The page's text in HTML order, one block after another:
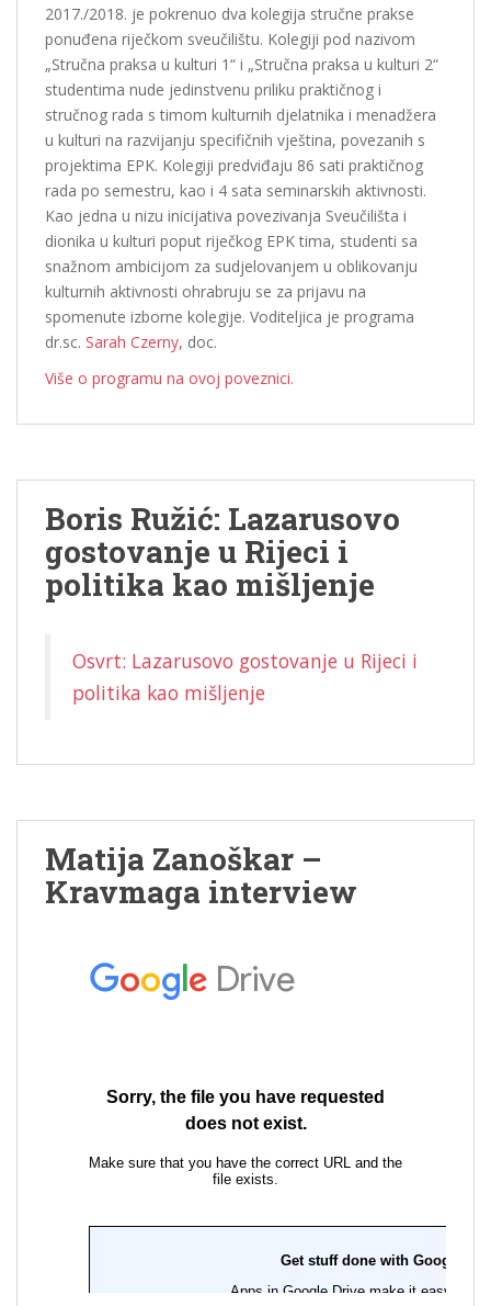
2017./2018. je pokrenuo dva kolegija stručne prakse
ponuđena riječkom sveučilištu. Kolegiji pod nazivom
„Stručna praksa u kulturi 1“ i „Stručna praksa u kulturi 2“
studentima nude jedinstvenu priliku praktičnog i
stručnog rada s timom kulturnih djelatnika i menadžera
u kulturi na razvijanju specifičnih vještina, povezanih s
projektima EPK. Kolegiji predviđaju 86 sati praktičnog
rada po semestru, kao i 4 sata seminarskih aktivnosti.
Kao jedna u nizu inicijativa povezivanja Sveučilišta i
dionika u kulturi poput riječkog EPK tima, studenti sa
snažnom ambicijom za sudjelovanjem u oblikovanju
kulturnih aktivnosti ohrabruju se za prijavu na
spomenute izborne kolegije. Voditeljica je programa
dr.sc. Sarah Czerny, doc.
Više o programu na ovoj poveznici.
Boris Ružić: Lazarusovo
gostovanje u Rijeci i
politika kao mišljenje
Osvrt: Lazarusovo gostovanje u Rijeci i
politika kao mišljenje
Matija Zanoškar –
Kravmaga interview